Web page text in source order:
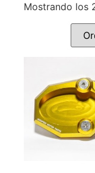
Mostrando los